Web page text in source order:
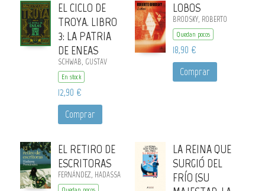
EL CICLO DE
TROYA. LIBRO
3: LA PATRIA
DE ENEAS
SCHWAB, GUSTAV
En stock
12,90 €
Comprar
LOBOS
BRODSKY, ROBERTO
Quedan pocos
18,90 €
Comprar
EL RETIRO DE
ESCRITORAS
FERNÁNDEZ, HADASSA
LA REINA QUE
SURGIÓ DEL
FRÍO (SU